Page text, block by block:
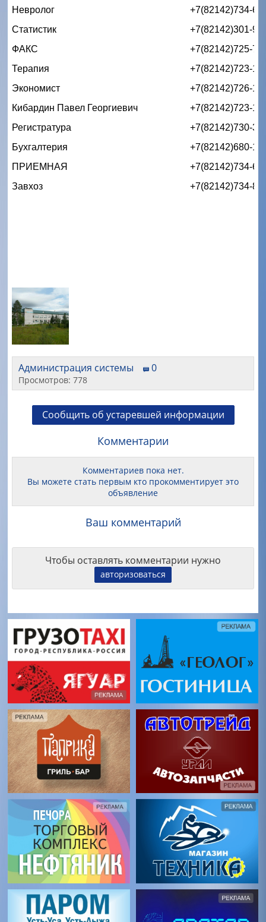
Невролог
Статистик
ФАКС
Терапия
Экономист
Кибардин Павел Георгиевич
Регистратура
Бухгалтерия
ПРИЕМНАЯ
Завхоз
+7(82142)734-62
+7(82142)301-90
+7(82142)725-75
+7(82142)723-19
+7(82142)726-15
+7(82142)723-19
+7(82142)730-34
+7(82142)680-13
+7(82142)734-62
+7(82142)734-82
Администрация системы 0
Просмотров: 778
Сообщить об устаревшей информации
Комментарии
Комментариев пока нет.
Вы можете стать первым кто прокомментирует это
объявление
Ваш комментарий
Чтобы оставлять комментарии нужно
авторизоваться